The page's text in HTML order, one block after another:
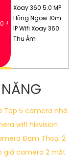
₫
Xoay 360 5.0 MP
Hồng Ngoại 10m
IP Wifi Xoay 360
Thu Âm
Top 5 camera nhà
wifi hikvision
Đàm Thoại 2
giá camera 2 mắt